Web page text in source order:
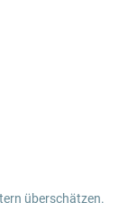
überschätzen.